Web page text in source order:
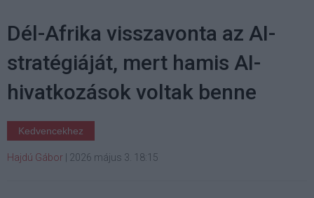
Dél-Afrika visszavonta az AI-
stratégiáját, mert hamis AI-
hivatkozások voltak benne
Kedvencekhez
Hajdú Gábor 2026 május 3. 18:15